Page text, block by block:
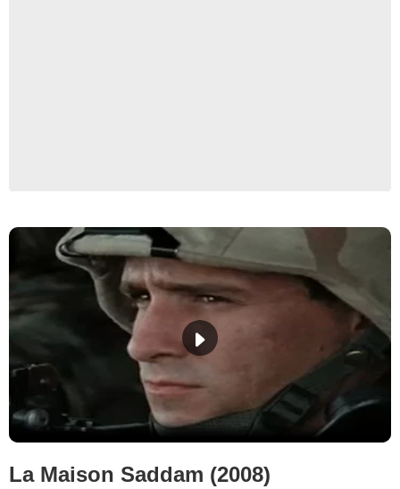
La Maison Saddam (2008)